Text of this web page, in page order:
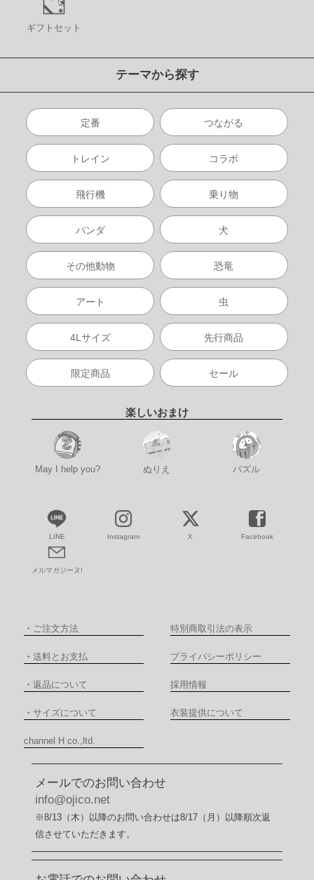
ギフトセット
テーマから探す
定番 つながる
トレイン コラボ
飛行機 乗り物
パンダ 犬
その他動物 恐竜
アート 虫
4Lサイズ 先行商品
限定商品 セール
楽しいおまけ
May I help you? ぬりえ パズル
LINE Instagram X Facebook
メルマガジーヌ!
・ ご注文方法 特別商取引法の表示
・ 送料とお支払 プライバシーポリシー
・ 返品について 採用情報
・ サイズについて 衣装提供について
channel H co.,ltd.
メールでのお問い合わせ
info@ojico.net
※8/13（木）以降のお問い合わせは8/17（月）以降順次返
信させていただきます。